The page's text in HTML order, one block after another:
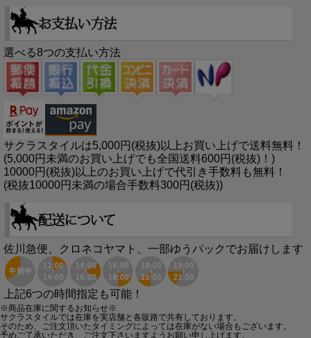
選べる8つの支払い方法
サクラスタイルは5,000円(税抜)以上お買い上げで送料無料！
(5,000円未満のお買い上げでも全国送料600円(税抜)！)
10000円(税抜)以上のお買い上げで代引き手数料も無料！
(税抜10000円未満の場合手数料300円(税抜))
佐川急便、クロネコヤマト、一部ゆうパックでお届けします
上記6つの時間指定も可能！
※商品在庫に関するお知らせ※
サクラスタイルでは在庫を実店舗と各販路で共有しております。
そのため、ご注文頂いたタイミングによっては在庫がない場合もございます。
予めご了承いただき、ご注文下さいますようお願い申し上げます。